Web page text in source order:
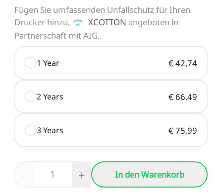
Fügen Sie umfassenden Unfallschutz für Ihren
Drucker hinzu,
XCOTTON angeboten in
Partnerschaft mit AIG..
1 Year € 42,74
2 Years € 66,49
3 Years € 75,99
+ In den Warenkorb